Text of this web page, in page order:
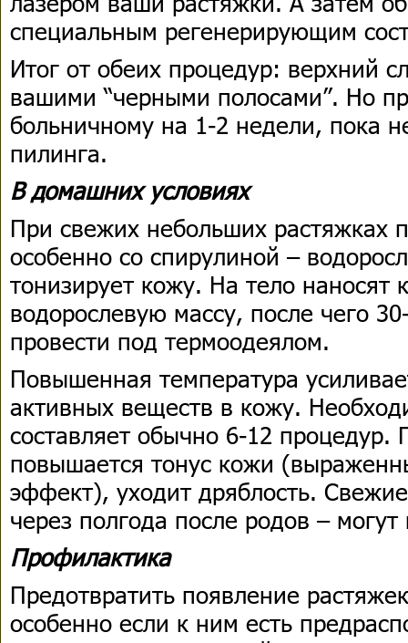
специальным регенерирующим
Итог от обеих процедур: верхний
вашими “черными полосами”. Но
больничному на 1-2 недели, пока
пилинга.
В домашних условиях
При свежих небольших растяжках
особенно со спирулиной –
тонизирует кожу. На тело наносят
водорослевую массу, после чего
провести под термоодеялом.
Повышенная температура
активных веществ в кожу.
составляет обычно 6-12 процедур.
повышается тонус кожи
эффект), уходит дряблость.
через полгода после родов –
Профилактика
Предотвратить появление
особенно если к ним есть